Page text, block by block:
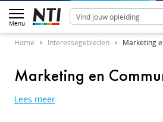
Menu
Home Interessegebieden Marketing
Marketing en
Lees meer